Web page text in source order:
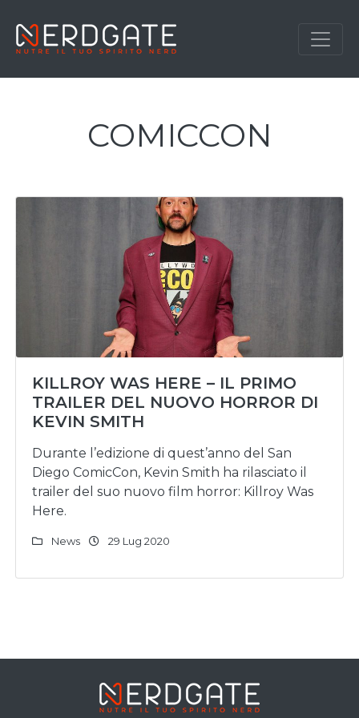
COMICCON
KILLROY WAS HERE – IL PRIMO
TRAILER DEL NUOVO HORROR DI
KEVIN SMITH
Durante l’edizione di quest’anno del San
Diego ComicCon, Kevin Smith ha rilasciato il
trailer del suo nuovo film horror: Killroy Was
Here.
News 29 Lug 2020